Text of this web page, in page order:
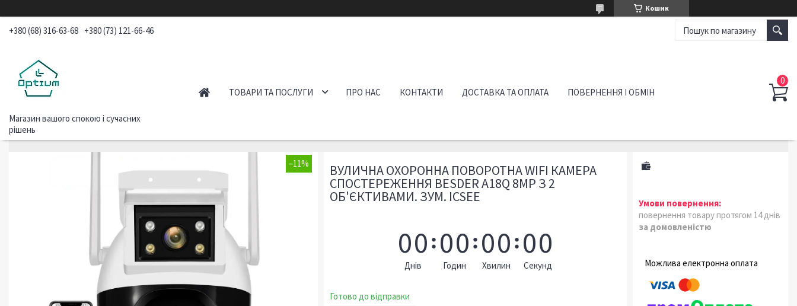
Кошик
+380 (68) 316-63-68 +380 (73) 121-66-46
Магазин вашого спокою і сучасних
рішень
ТОВАРИ ТА ПОСЛУГИ ПРО НАС КОНТАКТИ ДОСТАВКА ТА ОПЛАТА ПОВЕРНЕННЯ І ОБМІН
–11% ВУЛИЧНА ОХОРОННА ПОВОРОТНА WIFI КАМЕРА
СПОСТЕРЕЖЕННЯ BESDER A18Q 8MP З 2
ОБ'ЄКТИВАМИ. ЗУМ. ICSEE
00
Днів
00
Годин
00
Хвилин
00
Секунд
Готово до відправки
повернення товару протягом 14 днів
за домовленістю